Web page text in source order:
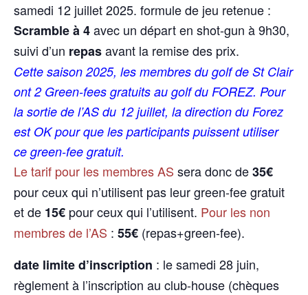
samedi 12 juillet 2025. formule de jeu retenue :
Scramble à 4avec un départ en shot-gun à 9h30,
suivi d’un repasavant la remise des prix.
Cette saison 2025, les membres du golf de St Clair
ont 2 Green-fees gratuits au golf du FOREZ. Pour
la sortie de l’AS du 12 juillet, la direction du Forez
est OK pour que les participants puissent utiliser
ce green-fee gratuit.
Le tarif pour les membres AS sera donc de35€
pour ceux qui n’utilisent pas leur green-fee gratuit
et de 15€ pour ceux qui l’utilisent. Pour les non
membres de l’AS : 55€ (repas+green-fee).
date limite d’inscription : le samedi 28 juin,
règlement à l’inscription au club-house (chèques